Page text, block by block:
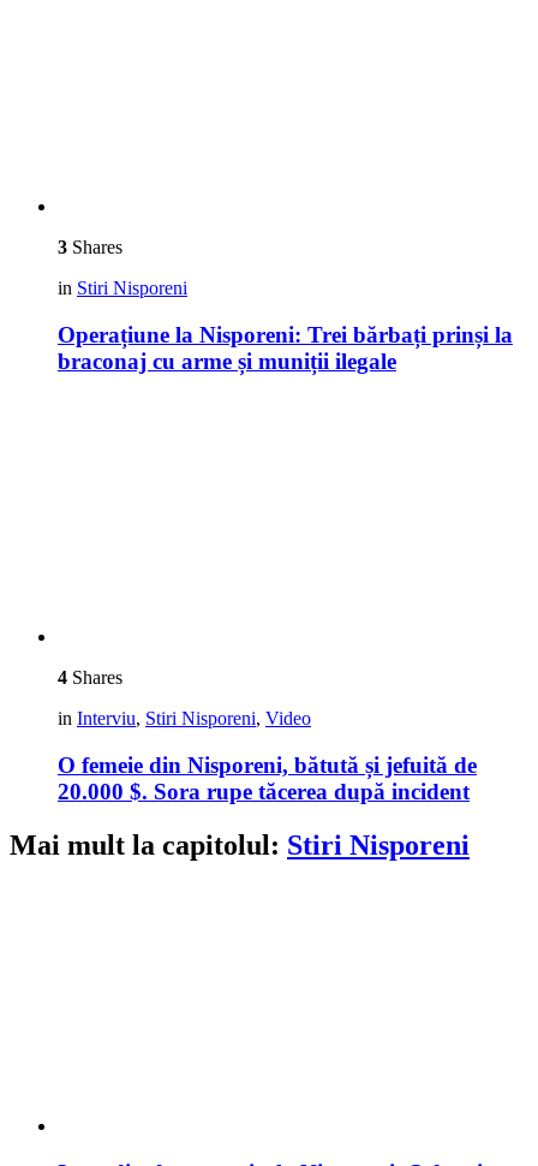
3 Shares
in Stiri Nisporeni
Operațiune la Nisporeni: Trei bărbați prinși la
braconaj cu arme și muniții ilegale
4 Shares
in Interviu, Stiri Nisporeni, Video
O femeie din Nisporeni, bătută și jefuită de
20.000 $. Sora rupe tăcerea după incident
Mai mult la capitolul: Stiri Nisporeni